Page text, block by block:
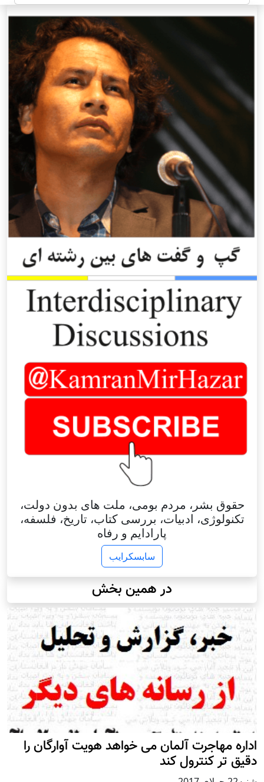
حقوق بشر، مردم بومی، ملت های بدون دولت،
تکنولوژی، ادبیات، بررسی کتاب، تاریخ، فلسفه،
پارادایم و رفاه
سابسکرایب
در همین بخش
اداره مهاجرت آلمان می خواهد هویت آوارگان را
دقیق تر کنترول کند